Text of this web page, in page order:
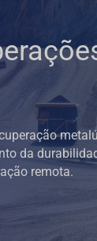
da
remota.